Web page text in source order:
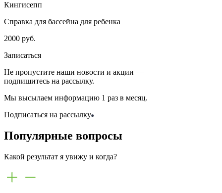
Кингисепп
Справка для бассейна для ребенка
2000 руб.
Записаться
Не пропустите наши новости и акции —
подпишитесь на рассылку.
Мы высылаем информацию 1 раз в месяц.
Подписаться на рассылку
Популярные вопросы
Какой результат я увижу и когда?